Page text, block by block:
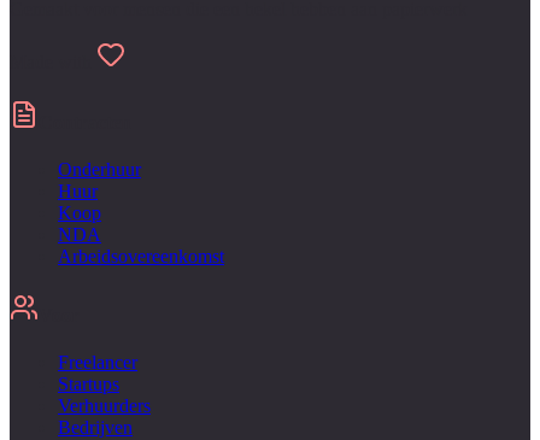
Onderhuur
Huur
Koop
NDA
Arbeidsovereenkomst
Freelancer
Startups
Verhuurders
Bedrijven